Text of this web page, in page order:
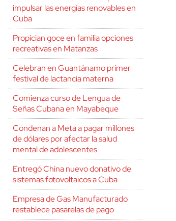
impulsar las energías renovables en
Cuba
Propician goce en familia opciones
recreativas en Matanzas
Celebran en Guantánamo primer
festival de lactancia materna
Comienza curso de Lengua de
Señas Cubana en Mayabeque
Condenan a Meta a pagar millones
de dólares por afectar la salud
mental de adolescentes
Entregó China nuevo donativo de
sistemas fotovoltaicos a Cuba
Empresa de Gas Manufacturado
restablece pasarelas de pago